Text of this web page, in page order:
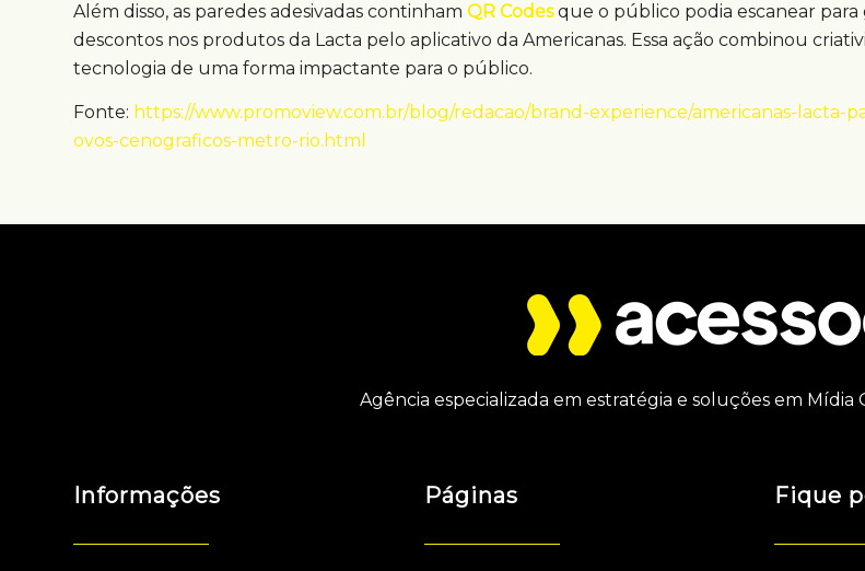
Além disso, as paredes adesivadas continham QR Codesque o público podia escanear para
descontos nos produtos da Lacta pelo aplicativo da Americanas. Essa ação combinou
tecnologia de uma forma impactante para o público.
Fonte: https://www.promoview.com.br/blog/redacao/brand-experience/americanas-lacta-
ovos-cenograficos-metro-rio.html
Agência especializada em estratégia e soluções em Mídia
Informações Páginas Fique